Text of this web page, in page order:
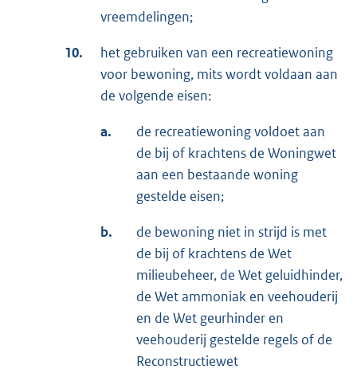
vreemdelingen;
10.
het gebruiken van een recreatiewoning
voor bewoning, mits wordt voldaan aan
de volgende eisen:
a.
de recreatiewoning voldoet aan
de bij of krachtens de Woningwet
aan een bestaande woning
gestelde eisen;
b.
de bewoning niet in strijd is met
de bij of krachtens de Wet
milieubeheer, de Wet geluidhinder,
de Wet ammoniak en veehouderij
en de Wet geurhinder en
veehouderij gestelde regels of de
Reconstructiewet